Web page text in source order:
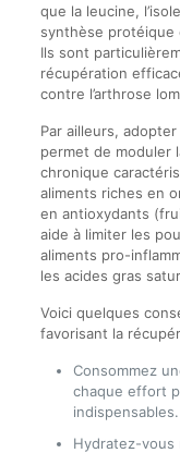
que la leucine,
synthèse protéique
Ils sont
récupération
contre l’arthrose
Par ailleurs,
permet de moduler
chronique
aliments riches en
en antioxydants
aide à limiter les
aliments pro-
les acides gras
Voici quelques
favorisant la
Consommez
chaque effort
indispensables.
Hydratez-vous